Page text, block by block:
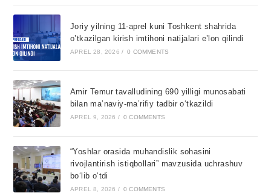
Joriy yilning 11-aprel kuni Toshkent shahrida
o’tkazilgan kirish imtihoni natijalari e’lon qilindi
APREL 28, 2026 / 0 COMMENTS
Amir Temur tavalludining 690 yilligi munosabati
bilan ma’naviy-ma’rifiy tadbir o‘tkazildi
APREL 9, 2026 / 0 COMMENTS
“Yoshlar orasida muhandislik sohasini
rivojlantirish istiqbollari” mavzusida uchrashuv
bo‘lib o‘tdi
APREL 8, 2026 / 0 COMMENTS